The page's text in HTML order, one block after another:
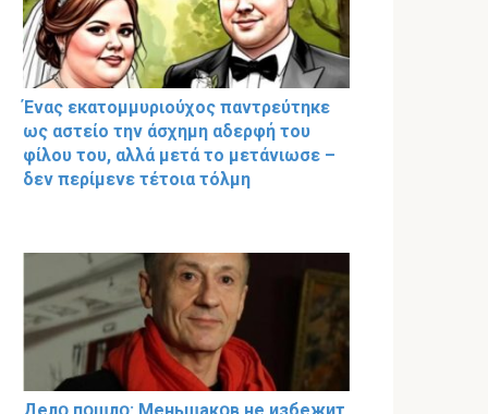
Ένας εκατομμυριούχος παντρεύτηκε
ως αστείο την άσχημη αδερφή του
φίλου του, αλλά μετά το μετάνιωσε –
δεν περίμενε τέτοια τόλμη